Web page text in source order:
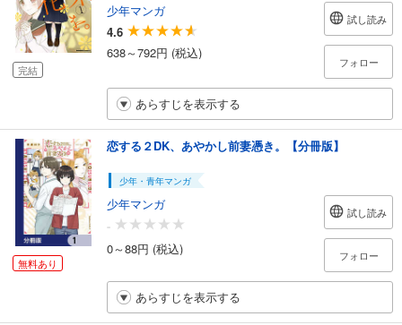
完結
少年マンガ
4.6
638～792円 (税込)
試し読み
フォロー
あらすじを表示する
無料あり
恋する２DK、あやかし前妻憑き。【分冊版】
少年・青年マンガ
少年マンガ
-
0～88円 (税込)
試し読み
フォロー
あらすじを表示する